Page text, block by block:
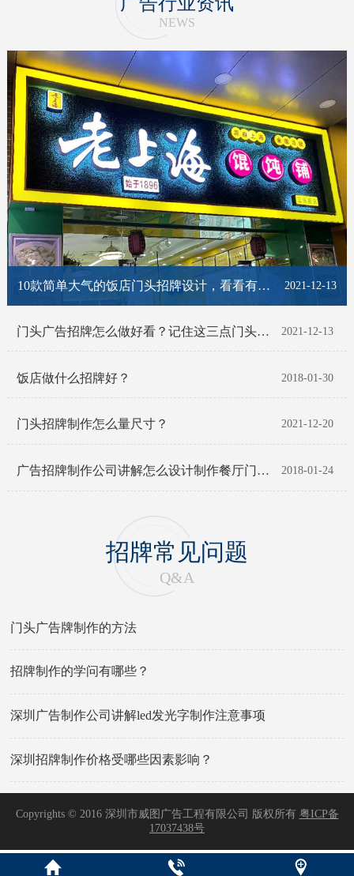
NEWS
2021-12-13
10款简单大气的饭店门头招牌设计，看看有你喜欢的那一款吗？
2021-12-13
门头广告招牌怎么做好看？记住这三点门头招牌脱颖而出！
2018-01-30
饭店做什么招牌好？
2021-12-20
门头招牌制作怎么量尺寸？
2018-01-24
广告招牌制作公司讲解怎么设计制作餐厅门头招牌
招牌常见问题
Q&A
门头广告牌制作的方法
招牌制作的学问有哪些？
深圳广告制作公司讲解led发光字制作注意事项
深圳招牌制作价格受哪些因素影响？
Copyrights © 2016 深圳市威图广告工程有限公司 版权所有 粤ICP备
17037438号